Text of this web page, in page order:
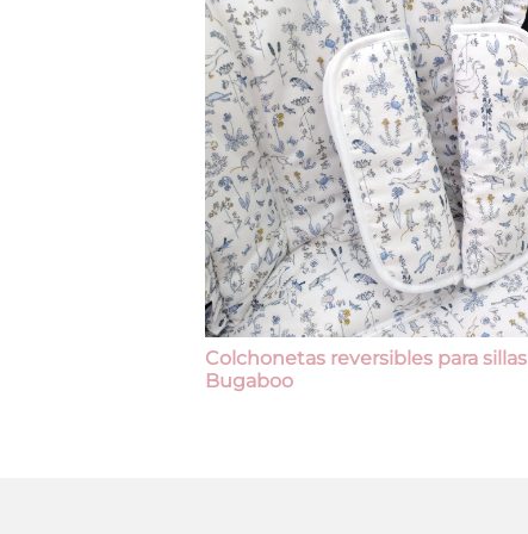
Colchonetas reversibles para sillas
Bugaboo